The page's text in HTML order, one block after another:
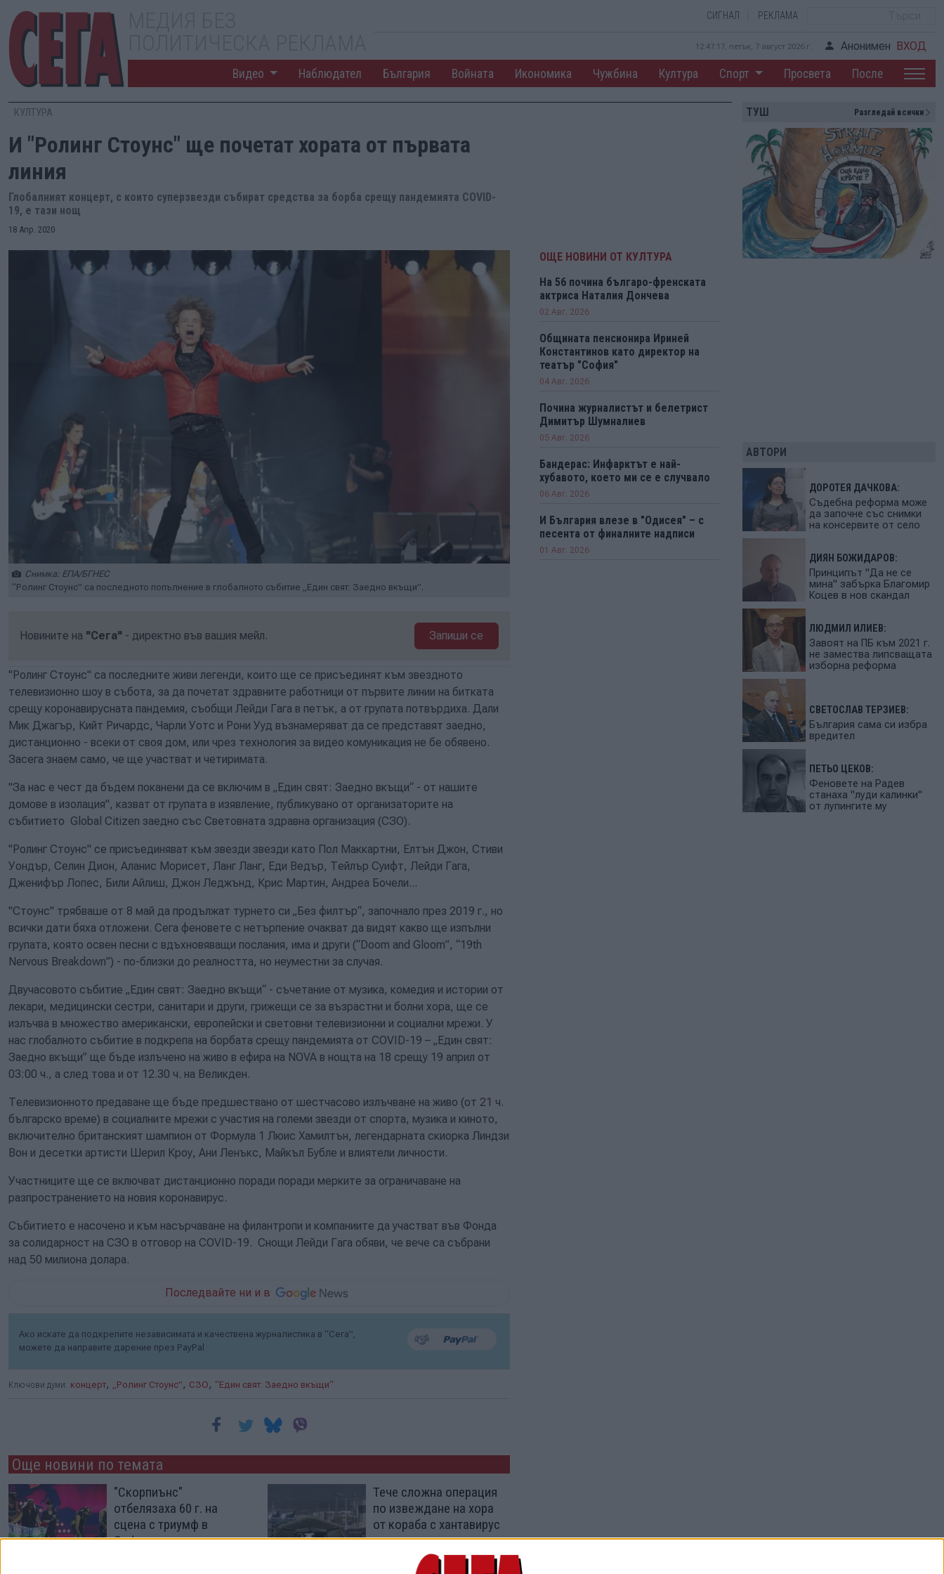
СИГНАЛ РЕКЛАМА
12:47:18, петък, 7 август 2026 г. Анонимен ВХОД
Видео Наблюдател България Войната Икономика Чужбина Култура Спорт Просвета После
КУЛТУРА
И "Ролинг Стоунс" ще почетат хората от първата
линия
Глобалният концерт, с които суперзвезди събират средства за борба срещу пандемията COVID-
19, е тази нощ
18 Апр. 2020
Снимка: ЕПА/БГНЕС
“Ролинг Стоунс” са последното попълнение в глобалното събитие „Един свят: Заедно вкъщи”.
Новините на "Сега" - директно във вашия мейл. Запиши се
"Ролинг Стоунс" са последните живи легенди, които ще се присъединят към звездното
телевизионно шоу в събота, за да почетат здравните работници от първите линии на битката
срещу коронавирусната пандемия, съобщи Лейди Гага в петък, а от групата потвърдиха. Дали
Мик Джагър, Кийт Ричардс, Чарли Уотс и Рони Ууд възнамеряват да се представят заедно,
дистанционно - всеки от своя дом, или чрез технология за видео комуникация не бе обявено.
Засега знаем само, че ще участват и четиримата.
"За нас е чест да бъдем поканени да се включим в „Един свят: Заедно вкъщи“ - от нашите
домове в изолация", казват от групата в изявление, публикувано от организаторите на
събитието Global Citizen заедно със Световната здравна организация (СЗО).
"Ролинг Стоунс" се присъединяват към звезди звезди като Пол Маккартни, Елтън Джон, Стиви
Уондър, Селин Дион, Аланис Морисет, Ланг Ланг, Еди Ведър, Тейлър Суифт, Лейди Гага,
Дженифър Лопес, Били Айлиш, Джон Леджънд, Крис Мартин, Андреа Бочели...
"Стоунс" трябваше от 8 май да продължат турнето си „Без филтър“, започнало през 2019 г., но
всички дати бяха отложени. Сега феновете с нетърпение очакват да видят какво ще изпълни
групата, която освен песни с вдъхновяващи послания, има и други (“Doom and Gloom”, “19th
Nervous Breakdown”) - по-близки до реалността, но неуместни за случая.
Двучасовото събитие „Един свят: Заедно вкъщи“ - съчетание от музика, комедия и истории от
лекари, медицински сестри, санитари и други, грижещи се за възрастни и болни хора, ще се
излъчва в множество американски, европейски и световни телевизионни и социални мрежи. У
нас глобалното събитие в подкрепа на борбата срещу пандемията от COVID-19 – „Един свят:
Заедно вкъщи” ще бъде излъчено на живо в ефира на NOVA в нощта на 18 срещу 19 април от
03:00 ч., а след това и от 12.30 ч. на Великден.
Телевизионното предаване ще бъде предшествано от шестчасово излъчване на живо (от 21 ч.
българско време) в социалните мрежи с участия на големи звезди от спорта, музика и киното,
включително британският шампион от Формула 1 Люис Хамилтън, легендарната скиорка Линдзи
Вон и десетки артисти Шерил Кроу, Ани Ленъкс, Майкъл Бубле и влиятели личности.
Участниците ще се включват дистанционно поради поради мерките за ограничаване на
разпространението на новия коронавирус.
Събитието е насочено и към насърчаване на филантропи и компаниите да участват във Фонда
за солидарност на СЗО в отговор на COVID-19. Снощи Лейди Гага обяви, че вече са събрани
над 50 милиона долара.
Последвайте ни и в
Ако искате да подкрепите независимата и качествена журналистика в “Сега”,
можете да направите дарение през PayPal
Ключови думи: концерт, „Ролинг Стоунс” , СЗО , “Един свят: Заедно вкъщи“
Още новини по темата
"Скорпиънс"
отбелязаха 60 г. на
сцена с триумф в
София
Тече сложна операция
по извеждане на хора
от кораба с хантавирус
10 Май 2026
ОЩЕ НОВИНИ ОТ КУЛТУРА
На 56 почина българо-френската
актриса Наталия Дончева
02 Авг. 2026
Общината пенсионира Ириней
Константинов като директор на
театър "София"
04 Авг. 2026
Почина журналистът и белетрист
Димитър Шумналиев
05 Авг. 2026
Бандерас: Инфарктът е най-
хубавото, което ми се е случвало
06 Авг. 2026
И България влезе в "Одисея" – с
песента от финалните надписи
01 Авг. 2026
ТУШ Разгледай всички
АВТОРИ
ДОРОТЕЯ ДАЧКОВА:
Съдебна реформа може
да започне със снимки
на консервите от село
ДИЯН БОЖИДАРОВ:
Принципът "Да не се
мина" забърка Благомир
Коцев в нов скандал
ЛЮДМИЛ ИЛИЕВ:
Завоят на ПБ към 2021 г.
не замества липсващата
изборна реформа
СВЕТОСЛАВ ТЕРЗИЕВ:
България сама си избра
вредител
ПЕТЬО ЦЕКОВ:
Феновете на Радев
станаха "луди калинки"
от лупингите му